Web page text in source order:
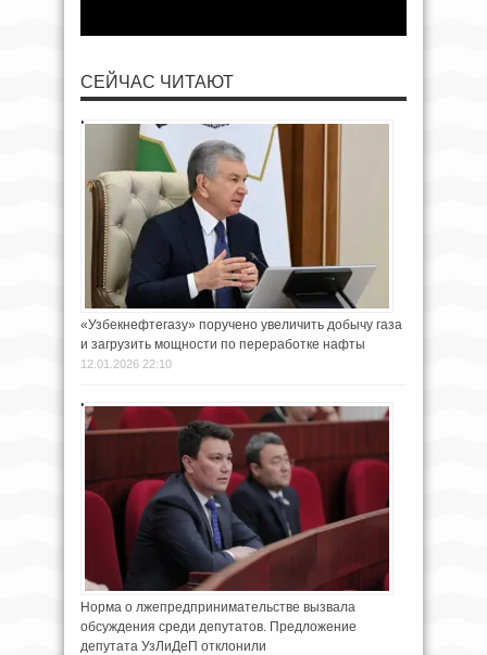
СЕЙЧАС ЧИТАЮТ
«Узбекнефтегазу» поручено увеличить добычу газа
и загрузить мощности по переработке нафты
12.01.2026 22:10
Норма о лжепредпринимательстве вызвала
обсуждения среди депутатов. Предложение
депутата УзЛиДеП отклонили